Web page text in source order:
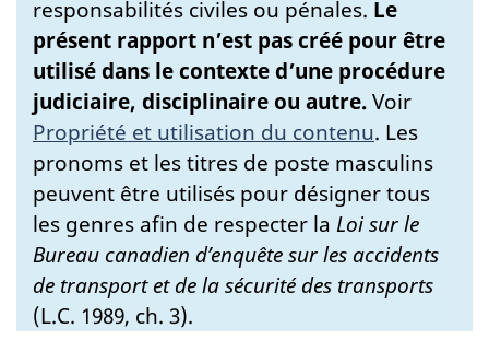
responsabilités civiles ou pénales. Le
présent rapport n’est pas créé pour être
utilisé dans le contexte d’une procédure
judiciaire, disciplinaire ou autre.Voir
Propriété et utilisation du contenu. Les
pronoms et les titres de poste masculins
peuvent être utilisés pour désigner tous
les genres afin de respecter la Loi sur le
Bureau canadien d’enquête sur les accidents
de transport et de la sécurité des transports
(L.C. 1989, ch. 3).